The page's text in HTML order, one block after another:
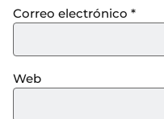
Correo electrónico *
Web